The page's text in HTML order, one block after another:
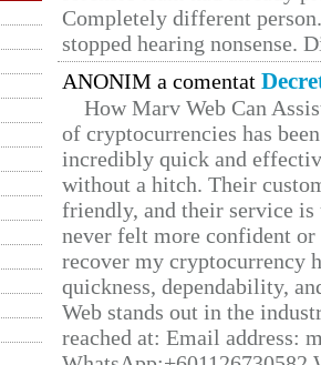
Completely different
stopped hearing nonsense.
ANONIM a comentat
How Marv Web Can
of cryptocurrencies has
incredibly quick and
without a hitch. Their
friendly, and their service
never felt more confident
recover my cryptocurrency
quickness, dependability,
Web stands out in the
reached at: Email address: